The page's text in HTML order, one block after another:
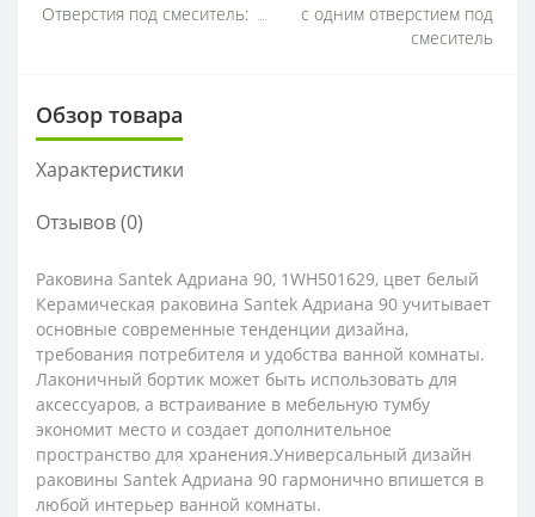
Отверстия под смеситель:
с одним отверстием под
смеситель
Обзор товара
Характеристики
Отзывов (0)
Раковина Santek Адриана 90, 1WH501629, цвет белый
Керамическая раковина Santek Адриана 90 учитывает
основные современные тенденции дизайна,
требования потребителя и удобства ванной комнаты.
Лаконичный бортик может быть использовать для
аксессуаров, а встраивание в мебельную тумбу
экономит место и создает дополнительное
пространство для хранения.Универсальный дизайн
раковины Santek Адриана 90 гармонично впишется в
любой интерьер ванной комнаты.